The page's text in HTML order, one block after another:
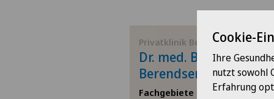
Privatklinik Bethanien
Dr. med. Berend-Tüge
Berendsen
Fachgebiete
Cookie-
Ihre
nutzt sowohl
Erfahrung